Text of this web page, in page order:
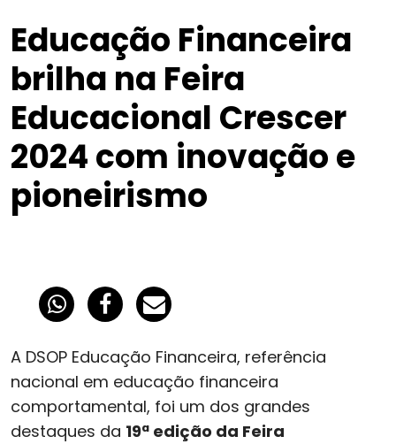
Educação Financeira
brilha na Feira
Educacional Crescer
2024 com inovação e
pioneirismo
A DSOP Educação Financeira, referência
nacional em educação financeira
comportamental, foi um dos grandes
destaques da 19ª edição da Feira